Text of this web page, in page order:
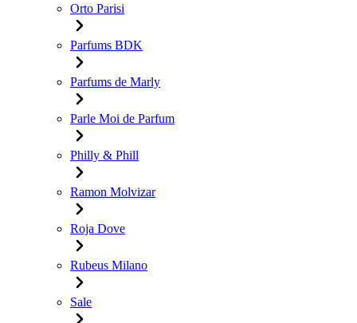
Orto Parisi
Parfums BDK
Parfums de Marly
Parle Moi de Parfum
Philly & Phill
Ramon Molvizar
Roja Dove
Rubeus Milano
Sale